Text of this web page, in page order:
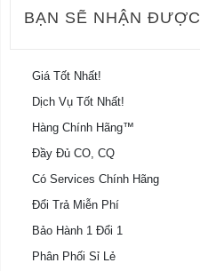
BẠN SẼ NHẬN ĐƯỢC
Giá Tốt Nhất!
Dịch Vụ Tốt Nhất!
Hàng Chính Hãng™
Đầy Đủ CO, CQ
Có Services Chính Hãng
Đổi Trả Miễn Phí
Bảo Hành 1 Đổi 1
Phân Phối Sỉ Lẻ